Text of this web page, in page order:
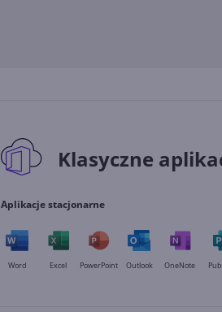
Klasyczne
Aplikacje stacjonarne
Word Excel PowerPoint Outlook OneNote